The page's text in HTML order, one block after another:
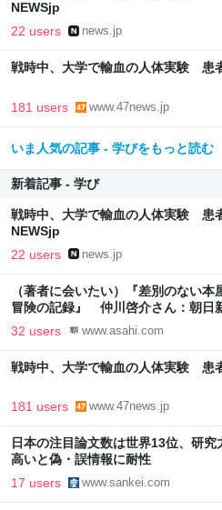
NEWSjp
22 users news.jp
戦時中、大学で輸血の人体実験 患
181 users www.47news.jp
いま人気の記事 - 学びをもっと読む
新着記事 - 学び
戦時中、大学で輸血の人体実験 患
NEWSjp
22 users news.jp
（著者に会いたい）『差別のない
冒険の記録』 仲川啓介さん：朝日
32 users www.asahi.com
戦時中、大学で輸血の人体実験 患
181 users www.47news.jp
日本の注目論文数は世界13位、研
高いと偽・誤情報に耐性
17 users www.sankei.com